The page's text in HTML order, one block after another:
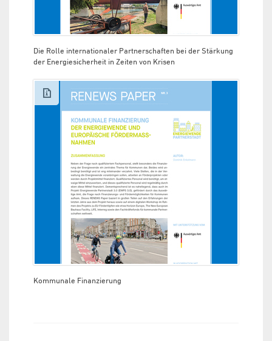
Die Rolle internationaler Partnerschaften bei der Stärkung
der Energiesicherheit in Zeiten von Krisen
Kommunale Finanzierung